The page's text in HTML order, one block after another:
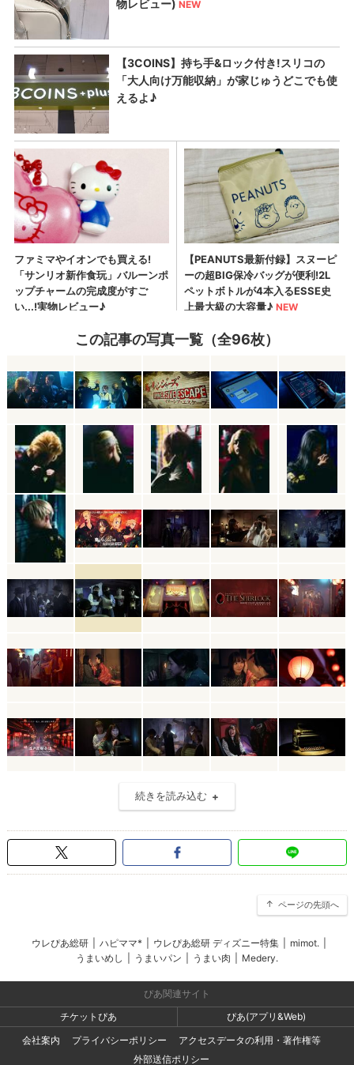
この記事の写真一覧（全96枚）
続きを読み込む
ページの先頭へ
ウレぴあ総研 ハピママ* ウレぴあ総研 ディズニー特集 mimot.
うまいめし
うまいパン うまい肉 Medery.
ぴあ関連サイト
チケットぴあ
ぴあ(アプリ&Web)
会社案内
プライバシーポリシー
アクセスデータの利用・著作権等
外部送信ポリシー